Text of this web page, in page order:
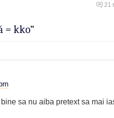
21
= kko”
sa nu aiba pretext sa mai